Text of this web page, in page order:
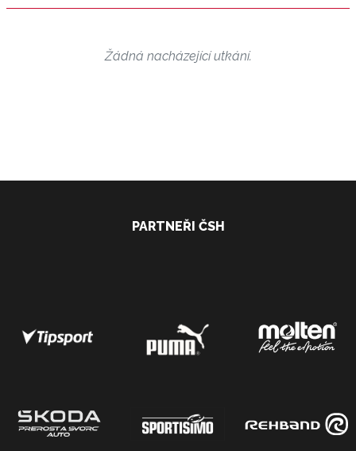
Žádná nacházející utkání.
PARTNEŘI ČSH